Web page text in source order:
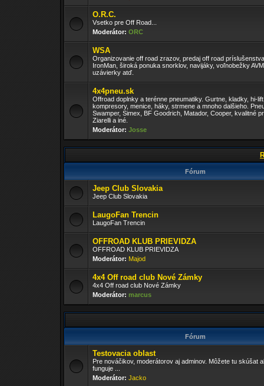
O.R.C.
Vsetko pre Off Road...
Moderátor: ORC
WSA
Organizovanie off road zrazov, predaj off road
IronMan, široká ponuka snorklov, navijáky, voľnobežky
uzávierky atď.
4x4pneu.sk
Offroad doplnky a terénne pneumatiky. Gurtne, kladky, hi-
kompresory, menice, háky, strmene a mnoho dalšieho.
Swamper, Simex, BF Goodrich, Matador, Cooper, kvalitné
Ziarelli a iné.
Moderátor: Josse
Fórum
Jeep Club Slovakia
Jeep Club Slovakia
LaugoFan Trencin
LaugoFan Trencin
OFFROAD KLUB PRIEVIDZA
OFFROAD KLUB PRIEVIDZA
Moderátor: Majod
4x4 Off road club Nové Zámky
4x4 Off road club Nové Zámky
Moderátor: marcus
Fórum
Testovacia oblast
Pre nováčikov, moderátorov aj adminov. Môžete tu skúšat
funguje ...
Moderátor: Jacko